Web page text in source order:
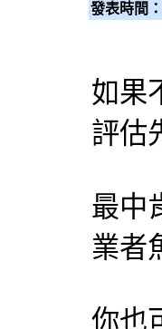
發表時間：
如果
評估
最中
業者
你也